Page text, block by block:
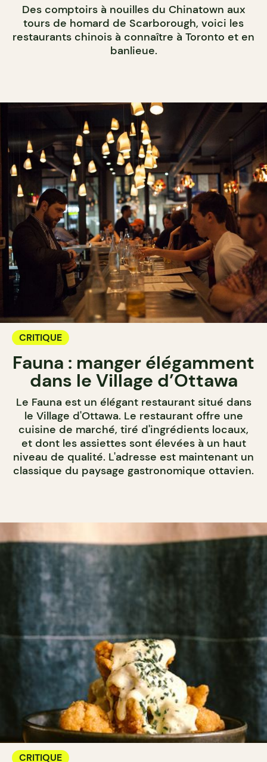
Des comptoirs à nouilles du Chinatown aux
tours de homard de Scarborough, voici les
restaurants chinois à connaître à Toronto et en
banlieue.
CRITIQUE
Fauna : manger élégamment
dans le Village d’Ottawa
Le Fauna est un élégant restaurant situé dans
le Village d'Ottawa. Le restaurant offre une
cuisine de marché, tiré d'ingrédients locaux,
et dont les assiettes sont élevées à un haut
niveau de qualité. L'adresse est maintenant un
classique du paysage gastronomique ottavien.
CRITIQUE